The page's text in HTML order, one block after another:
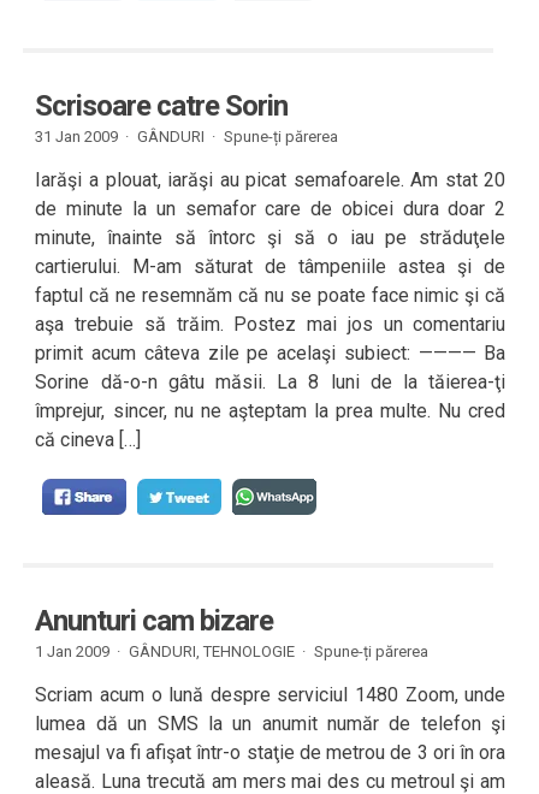
Scrisoare catre Sorin
31 Jan 2009 · GÂNDURI · Spune-ți părerea
Iarăşi a plouat, iarăşi au picat semafoarele. Am stat 20
de minute la un semafor care de obicei dura doar 2
minute, înainte să întorc şi să o iau pe străduţele
cartierului. M-am săturat de tâmpeniile astea şi de
faptul că ne resemnăm că nu se poate face nimic şi că
aşa trebuie să trăim. Postez mai jos un comentariu
primit acum câteva zile pe acelaşi subiect: ———— Ba
Sorine dă-o-n gâtu măsii. La 8 luni de la tăierea-ţi
împrejur, sincer, nu ne aşteptam la prea multe. Nu cred
că cineva […]
Anunturi cam bizare
1 Jan 2009 · GÂNDURI,TEHNOLOGIE · Spune-ți părerea
Scriam acum o lună despre serviciul 1480 Zoom, unde
lumea dă un SMS la un anumit număr de telefon şi
mesajul va fi afişat într-o staţie de metrou de 3 ori în ora
aleasă. Luna trecută am mers mai des cu metroul şi am